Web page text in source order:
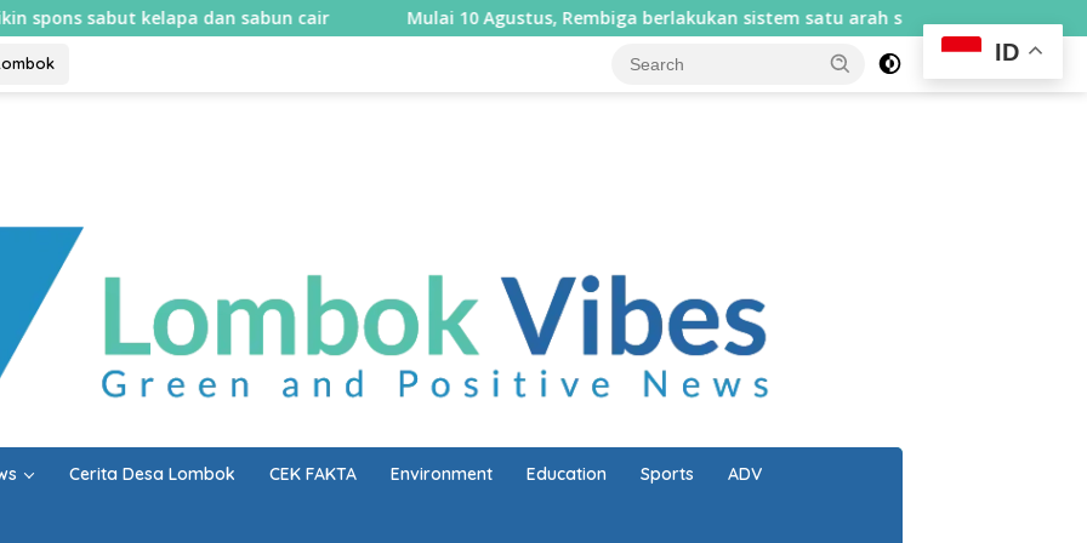
dan sabun cair Mulai 10 Agustus, Rembiga berlakukan sistem satu arah selama sepekan
Cerita Desa Lombok CEK FAKTA Environment Education Sports ADV
ID